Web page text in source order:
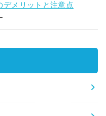
デメリットと注意点